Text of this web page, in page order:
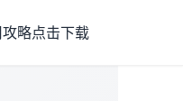
略点击下载